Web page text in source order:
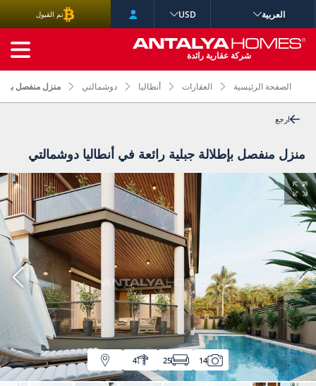
الصفحة الرئيسية العقارات أنطاليا دوشمالتي منزل منفصل
ارجع
منزل منفصل بإطلالة جبلية رائعة في أنطاليا دوشمالتي
14
25
4
العربية USD تم القبول
شركة عقارية رائدةالبحث المتقدم